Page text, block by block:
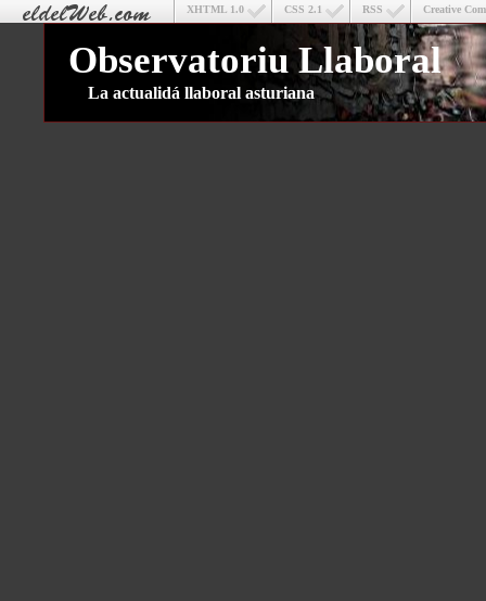
Creative
RSS
CSS 2.1
XHTML 1.0
Observatoriu Llaboral
La actualidá llaboral asturiana